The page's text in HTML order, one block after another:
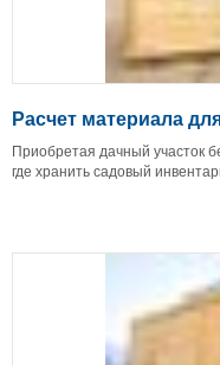
Расчет материала
Приобретая дачный участок
где хранить садовый